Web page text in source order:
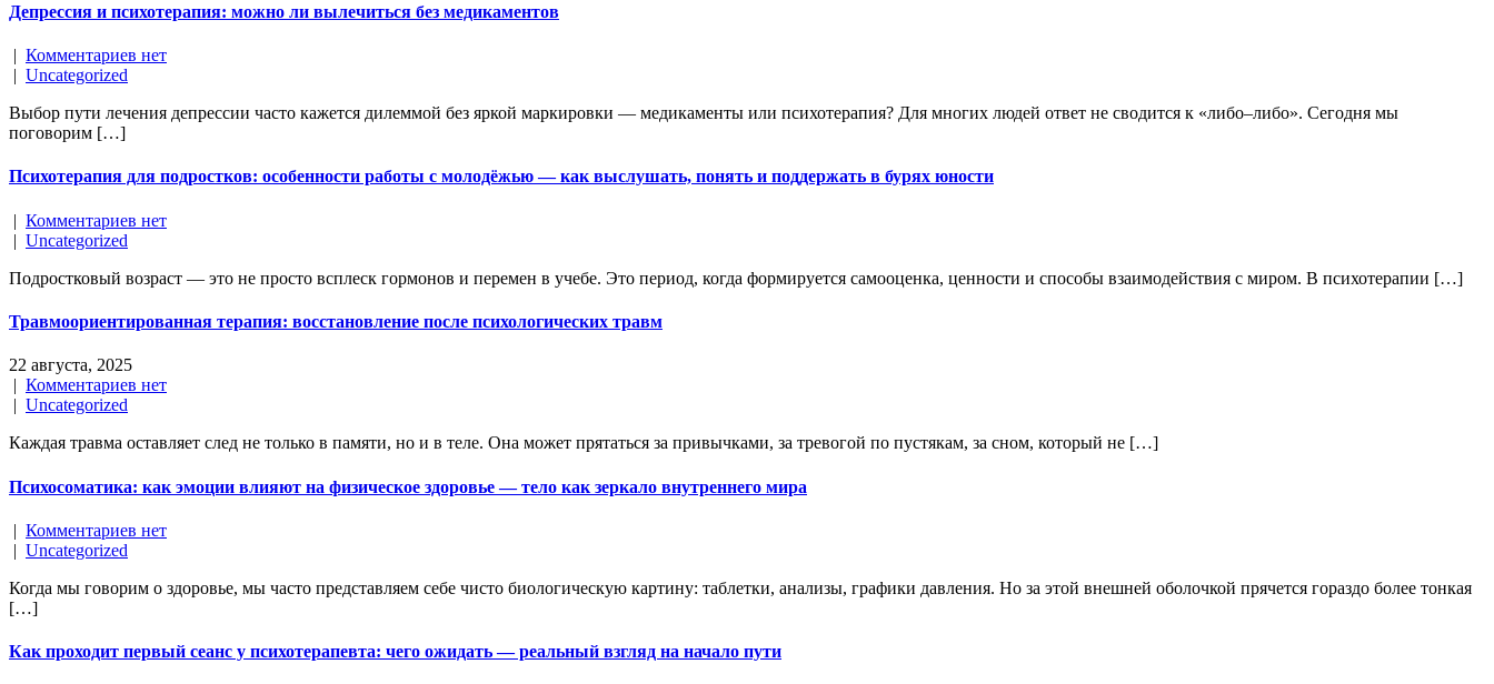
Депрессия и психотерапия: можно ли вылечиться без медикаментов
| Комментариев нет
| Uncategorized
Выбор пути лечения депрессии часто кажется дилеммой без яркой маркировки — медикаменты или психотерапия? Для многих людей ответ не сводится к «либо–либо». Сегодня мы
поговорим […]
Психотерапия для подростков: особенности работы с молодёжью — как выслушать, понять и поддержать в бурях юности
| Комментариев нет
| Uncategorized
Подростковый возраст — это не просто всплеск гормонов и перемен в учебе. Это период, когда формируется самооценка, ценности и способы взаимодействия с миром. В психотерапии […]
Травмоориентированная терапия: восстановление после психологических травм
22 августа, 2025
| Комментариев нет
| Uncategorized
Каждая травма оставляет след не только в памяти, но и в теле. Она может прятаться за привычками, за тревогой по пустякам, за сном, который не […]
Психосоматика: как эмоции влияют на физическое здоровье — тело как зеркало внутреннего мира
| Комментариев нет
| Uncategorized
Когда мы говорим о здоровье, мы часто представляем себе чисто биологическую картину: таблетки, анализы, графики давления. Но за этой внешней оболочкой прячется гораздо более тонкая
[…]
Как проходит первый сеанс у психотерапевта: чего ожидать — реальный взгляд на начало пути